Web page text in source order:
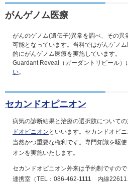
がんゲノム医療
がんのゲノム(遺伝子)異常を調べ、その異
可能となっています。当科ではがんゲノ
的にがんゲノム医療を実施しています。
Guardant Reveal（ガーダントリビール）
い。
セカンドオピニオン
病気の診断結果と治療の選択肢について
ドオピニオン といいます。セカンドオピ
当然かつ重要な権利です。専門知識を駆
オンを実施いたします。
セカンドオピニオン外来は予約制ですの
連携室（TEL：086-462-1111 内線22611